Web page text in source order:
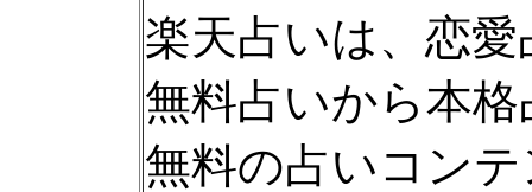
楽天占いは、恋
無料占いから本
無料の占いコン